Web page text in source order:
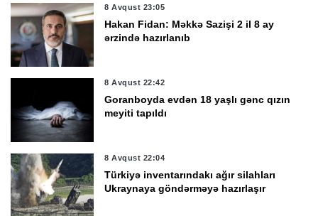
8 Avqust 23:05
Hakan Fidan: Məkkə Sazişi 2 il 8 ay
ərzində hazırlanıb
8 Avqust 22:42
Goranboyda evdən 18 yaşlı gənc qızın
meyiti tapıldı
8 Avqust 22:04
Türkiyə inventarındakı ağır silahları
Ukraynaya göndərməyə hazırlaşır